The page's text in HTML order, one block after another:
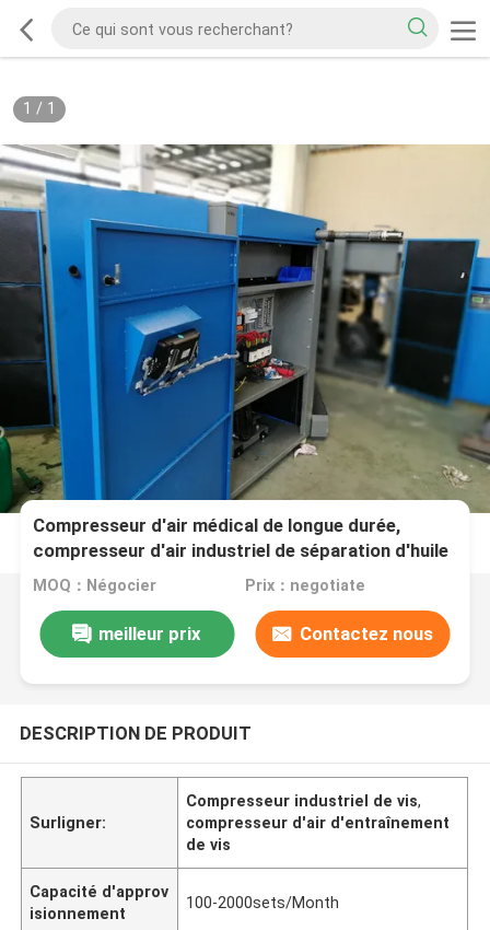
1 / 1
Compresseur d'air médical de longue durée,
compresseur d'air industriel de séparation d'huile
MOQ：Négocier Prix：negotiate
meilleur prix Contactez nous
DESCRIPTION DE PRODUIT
Surligner:
Compresseur industriel de vis,
compresseur d'air d'entraînement
de vis
Capacité d'approv
isionnement
100-2000sets/Month